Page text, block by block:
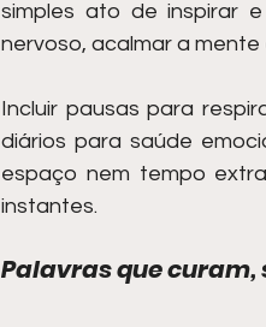
simples ato de inspirar
nervoso, acalmar a
Incluir pausas para
diários para saúde
espaço nem tempo
instantes.
Palavras que